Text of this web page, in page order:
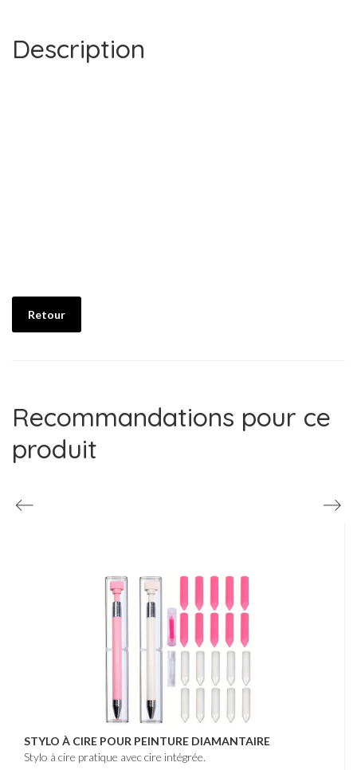
Description
Retour
Recommandations pour ce
produit
STYLO À CIRE POUR PEINTURE DIAMANTAIRE
Stylo à cire pratique avec cire intégrée.